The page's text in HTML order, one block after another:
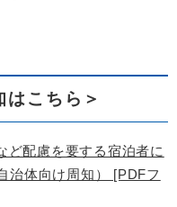
はこちら＞
ど配慮を要する宿泊者に
治体向け周知） [PDFフ